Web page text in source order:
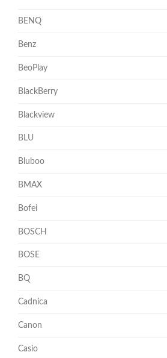
BENQ
Benz
BeoPlay
BlackBerry
Blackview
BLU
Bluboo
BMAX
Bofei
BOSCH
BOSE
BQ
Cadnica
Canon
Casio